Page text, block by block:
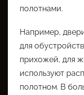
полотнами.
Например,
для
прихожей, для
используют
полотном. В